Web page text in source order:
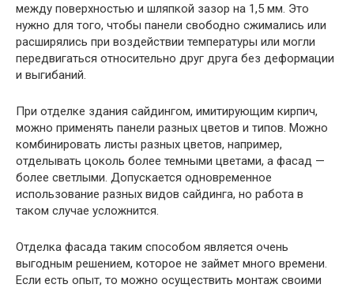
между поверхностью и шляпкой зазор на 1,5 мм. Это
нужно для того, чтобы панели свободно сжимались или
расширялись при воздействии температуры или могли
передвигаться относительно друг друга без деформации
и выгибаний.
При отделке здания сайдингом, имитирующим кирпич,
можно применять панели разных цветов и типов. Можно
комбинировать листы разных цветов, например,
отделывать цоколь более темными цветами, а фасад —
более светлыми. Допускается одновременное
использование разных видов сайдинга, но работа в
таком случае усложнится.
Отделка фасада таким способом является очень
выгодным решением, которое не займет много времени.
Если есть опыт, то можно осуществить монтаж своими